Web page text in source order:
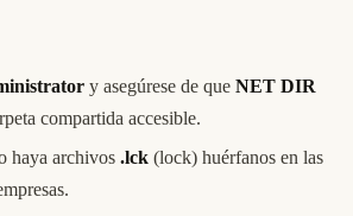
y asegúrese de que NET DIR
compartida accesible.
haya archivos .lck (lock) huérfanos en las